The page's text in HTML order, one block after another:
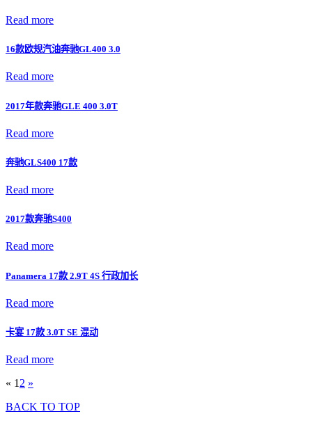
Read more
16款欧规汽油奔驰GL400 3.0
Read more
2017年款奔驰GLE 400 3.0T
Read more
奔驰GLS400 17款
Read more
2017款奔驰S400
Read more
Panamera 17款 2.9T 4S 行政加长
Read more
卡宴 17款 3.0T SE 混动
Read more
« 1 2 »
BACK TO TOP